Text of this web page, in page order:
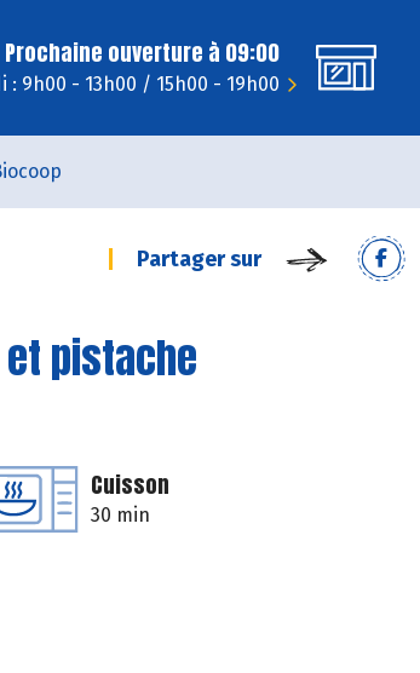
Prochaine ouverture à 09:00
: 9h00 - 13h00 / 15h00 - 19h00
Partager sur
pistache
Cuisson
30 min